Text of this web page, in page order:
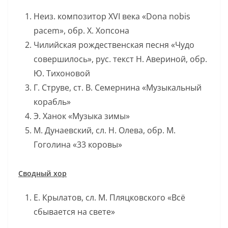
Неиз. композитор XVI века «Dona nobis
pacem», обр. Х. Хопсона
Чилийская рождественская песня «Чудо
совершилось», рус. текст Н. Авериной, обр.
Ю. Тихоновой
Г. Струве, ст. В. Семернина «Музыкальный
корабль»
Э. Ханок «Музыка зимы»
М. Дунаевский, сл. Н. Олева, обр. М.
Гоголина «33 коровы»
Сводный хор
Е. Крылатов, сл. М. Пляцковского «Всё
сбывается на свете»